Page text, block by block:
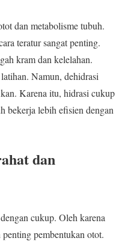
dan metabolisme tubuh.
teratur sangat penting.
kram dan kelelahan.
Namun, dehidrasi
Karena itu, hidrasi cukup
bekerja lebih efisien dengan
dan
cukup. Oleh karena
pembentukan otot.